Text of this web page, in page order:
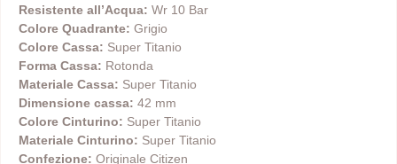
Resistente all’Acqua: Wr 10 Bar
Colore Quadrante: Grigio
Colore Cassa: Super Titanio
Forma Cassa: Rotonda
Materiale Cassa: Super Titanio
Dimensione cassa: 42 mm
Colore Cinturino: Super Titanio
Materiale Cinturino: Super Titanio
Confezione: Originale Citizen